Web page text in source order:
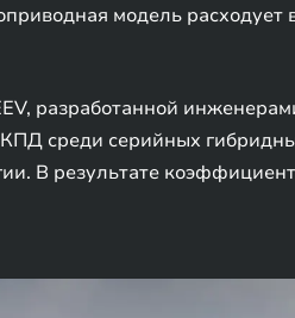
модель расходует
разработанной
среди серийных
В результате